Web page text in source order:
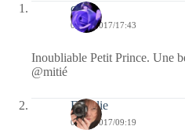
covix
02/11/2017/17:43
Inoubliable Petit Prince. Une
@mitié
Floralie
02/11/2017/09:19